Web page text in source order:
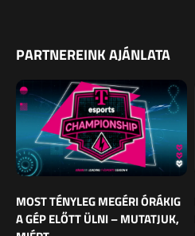
PARTNEREINK AJÁNLATA
MOST TÉNYLEG MEGÉRI ÓRÁKIG
A GÉP ELŐTT ÜLNI – MUTATJUK,